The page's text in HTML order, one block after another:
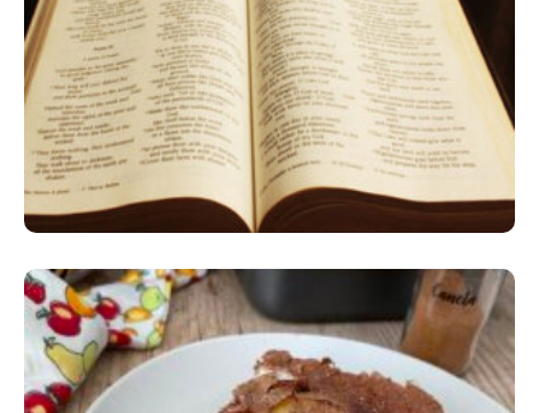
A Bíblia Como Ela É: A Queda De Israel –
Quando A Rebeldia Abre Caminho Para A
Destruição
Comer Bem: Torta De Banana